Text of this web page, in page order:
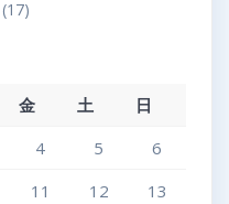
(17)
金 土
日
4 5
6
11 12
13